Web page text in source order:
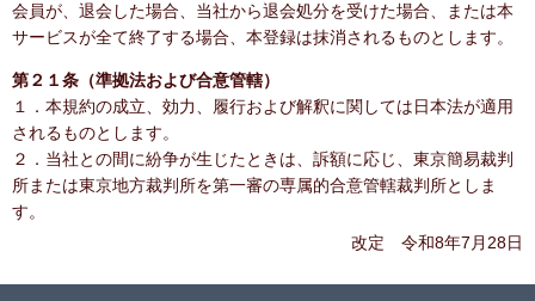
会員が、退会した場合、当社から退会処分を受けた場合、または本
サービスが全て終了する場合、本登録は抹消されるものとします。
第２１条（準拠法および合意管轄）
１．本規約の成立、効力、履行および解釈に関しては日本法が適用
されるものとします。
２．当社との間に紛争が生じたときは、訴額に応じ、東京簡易裁判
所または東京地方裁判所を第一審の専属的合意管轄裁判所としま
す。
改定 令和8年7月28日